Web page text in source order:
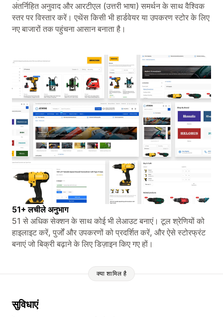
अंतर्निहित अनुवाद और आरटीएल (उत्तरी भाषा) समर्थन के साथ वैश्विक
स्तर पर विस्तार करें। एथेंस किसी भी हार्डवेयर या उपकरण स्टोर के लिए
नए बाजारों तक पहुंचना आसान बनाता है।
51+ लचीले अनुभाग
51 से अधिक सेक्शन के साथ कोई भी लेआउट बनाएं। टूल श्रेणियों को
हाइलाइट करें, पुर्जों और उपकरणों को प्रदर्शित करें, और ऐसे स्टोरफ्रंट
बनाएं जो बिक्री बढ़ाने के लिए डिज़ाइन किए गए हों।
क्या शामिल है
सुविधाएं